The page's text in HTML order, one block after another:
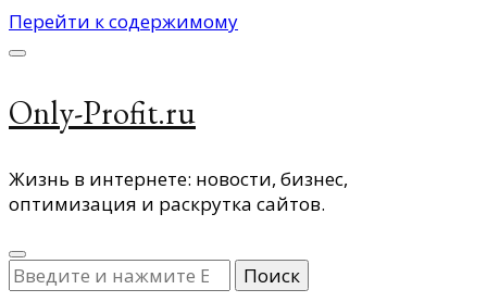
Перейти к содержимому
Only-Profit.ru
Жизнь в интернете: новости, бизнес,
оптимизация и раскрутка сайтов.
Ищите
что-